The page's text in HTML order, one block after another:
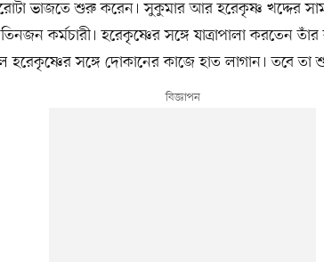
ভাজতে শুরু করেন। সুকুমার আর হরেকৃষ্ণ খদ্দের
কর্মচারী। হরেকৃষ্ণের সঙ্গে যাত্রাপালা করতেন
সঙ্গে দোকানের কাজে হাত লাগান। তবে তা